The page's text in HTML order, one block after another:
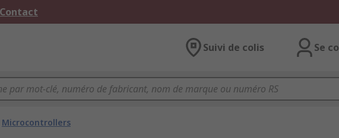
Suivi de colis Se
Microcontrollers